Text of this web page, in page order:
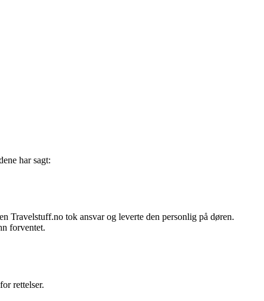
har sagt:
Travelstuff.no tok ansvar og leverte den personlig på døren.
forventet.
rettelser.